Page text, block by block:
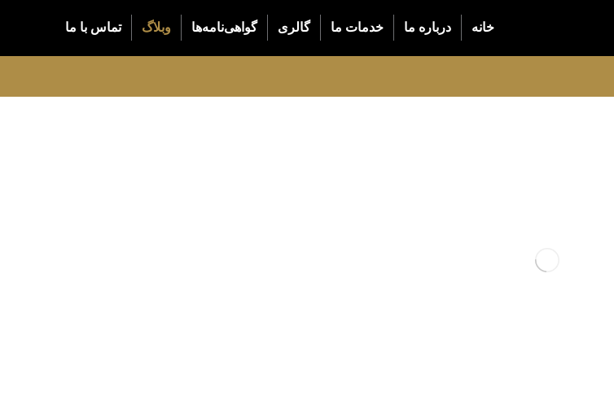
خانه درباره ما خدمات ما گالری گواهی‌نامه‌ها وبلاگ تماس با ما